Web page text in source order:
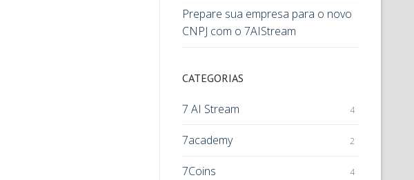
Prepare sua empresa para o novo
CNPJ com o 7AIStream
CATEGORIAS
7 AI Stream 4
7academy 2
7Coins 4